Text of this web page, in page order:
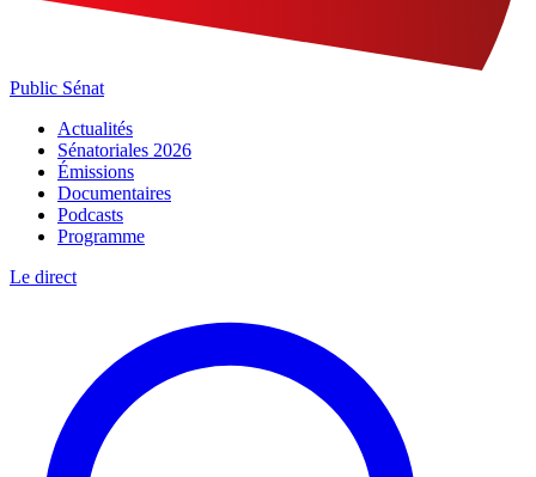
Public Sénat
Actualités
Sénatoriales 2026
Émissions
Documentaires
Podcasts
Programme
Le direct